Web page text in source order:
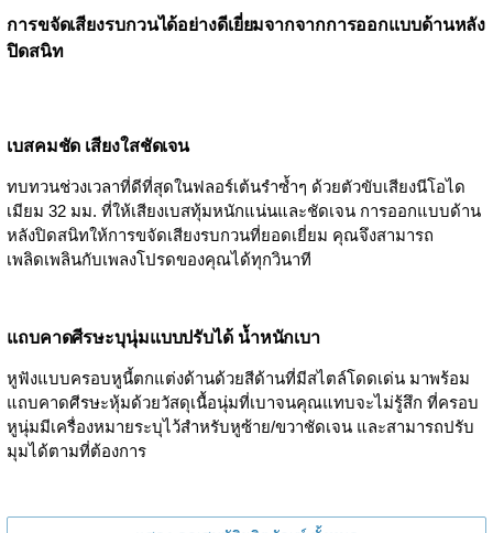
การขจัดเสียงรบกวนได้อย่างดีเยี่ยมจากจากการออกแบบด้านหลัง
ปิดสนิท
เบสคมชัด เสียงใสชัดเจน
ทบทวนช่วงเวลาที่ดีที่สุดในฟลอร์เต้นรำซ้ำๆ ด้วยตัวขับเสียงนีโอได
เมียม 32 มม. ที่ให้เสียงเบสทุ้มหนักแน่นและชัดเจน การออกแบบด้าน
หลังปิดสนิทให้การขจัดเสียงรบกวนที่ยอดเยี่ยม คุณจึงสามารถ
เพลิดเพลินกับเพลงโปรดของคุณได้ทุกวินาที
แถบคาดศีรษะบุนุ่มแบบปรับได้ น้ำหนักเบา
หูฟังแบบครอบหูนี้ตกแต่งด้านด้วยสีด้านที่มีสไตล์โดดเด่น มาพร้อม
แถบคาดศีรษะหุ้มด้วยวัสดุเนื้อนุ่มที่เบาจนคุณแทบจะไม่รู้สึก ที่ครอบ
หูนุ่มมีเครื่องหมายระบุไว้สำหรับหูซ้าย/ขวาชัดเจน และสามารถปรับ
มุมได้ตามที่ต้องการ